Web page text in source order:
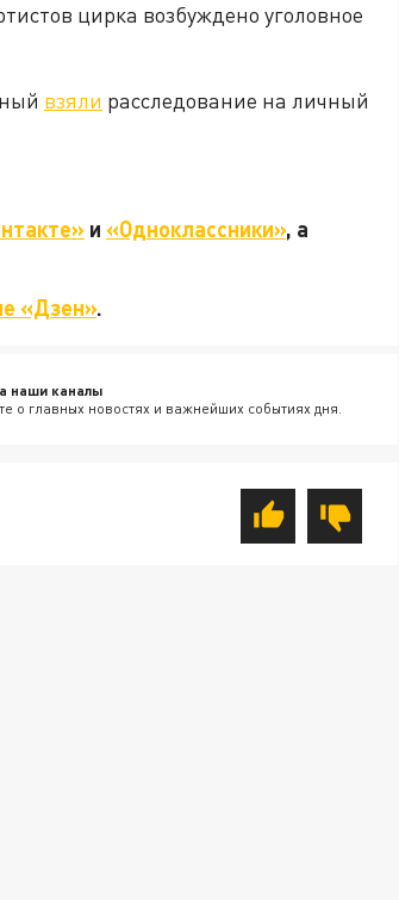
цирка возбуждено уголовное
взяли расследование на личный
и «Одноклассники», а
«Дзен».
наши каналы
о главных новостях и важнейших событиях дня.